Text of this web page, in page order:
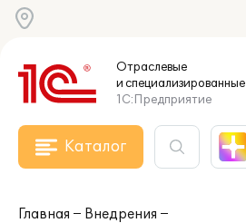
Отраслевые
и специализированные
1С:Предприятие
Каталог
Главная
Внедрения